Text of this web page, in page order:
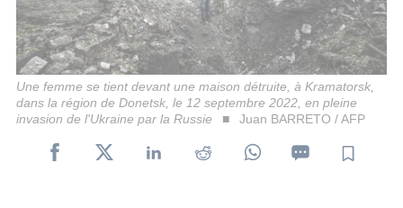
Une femme se tient devant une maison détruite, à Kramatorsk,
dans la région de Donetsk, le 12 septembre 2022, en pleine
invasion de l'Ukraine par la Russie
Juan BARRETO / AFP